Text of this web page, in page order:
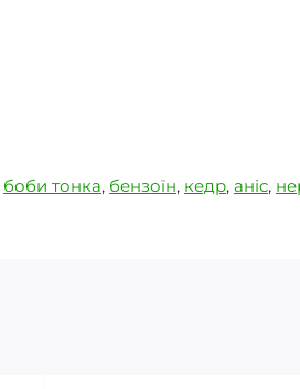
боби тонка, бензоїн, кедр, аніс,